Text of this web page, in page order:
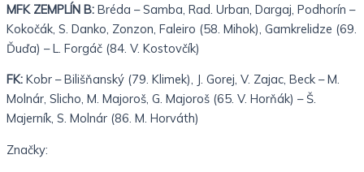
MFK ZEMPLÍN B: Bréda – Samba, Rad. Urban, Dargaj, Podhorín –
Kokočák, S. Danko, Zonzon, Faleiro (58. Mihok), Gamkrelidze (69.
Ďuďa) – L. Forgáč (84. V. Kostovčík)
FK: Kobr – Bilišňanský (79. Klimek), J. Gorej, V. Zajac, Beck – M.
Molnár, Slicho, M. Majoroš, G. Majoroš (65. V. Horňák) – Š.
Majerník, S. Molnár (86. M. Horváth)
Značky: